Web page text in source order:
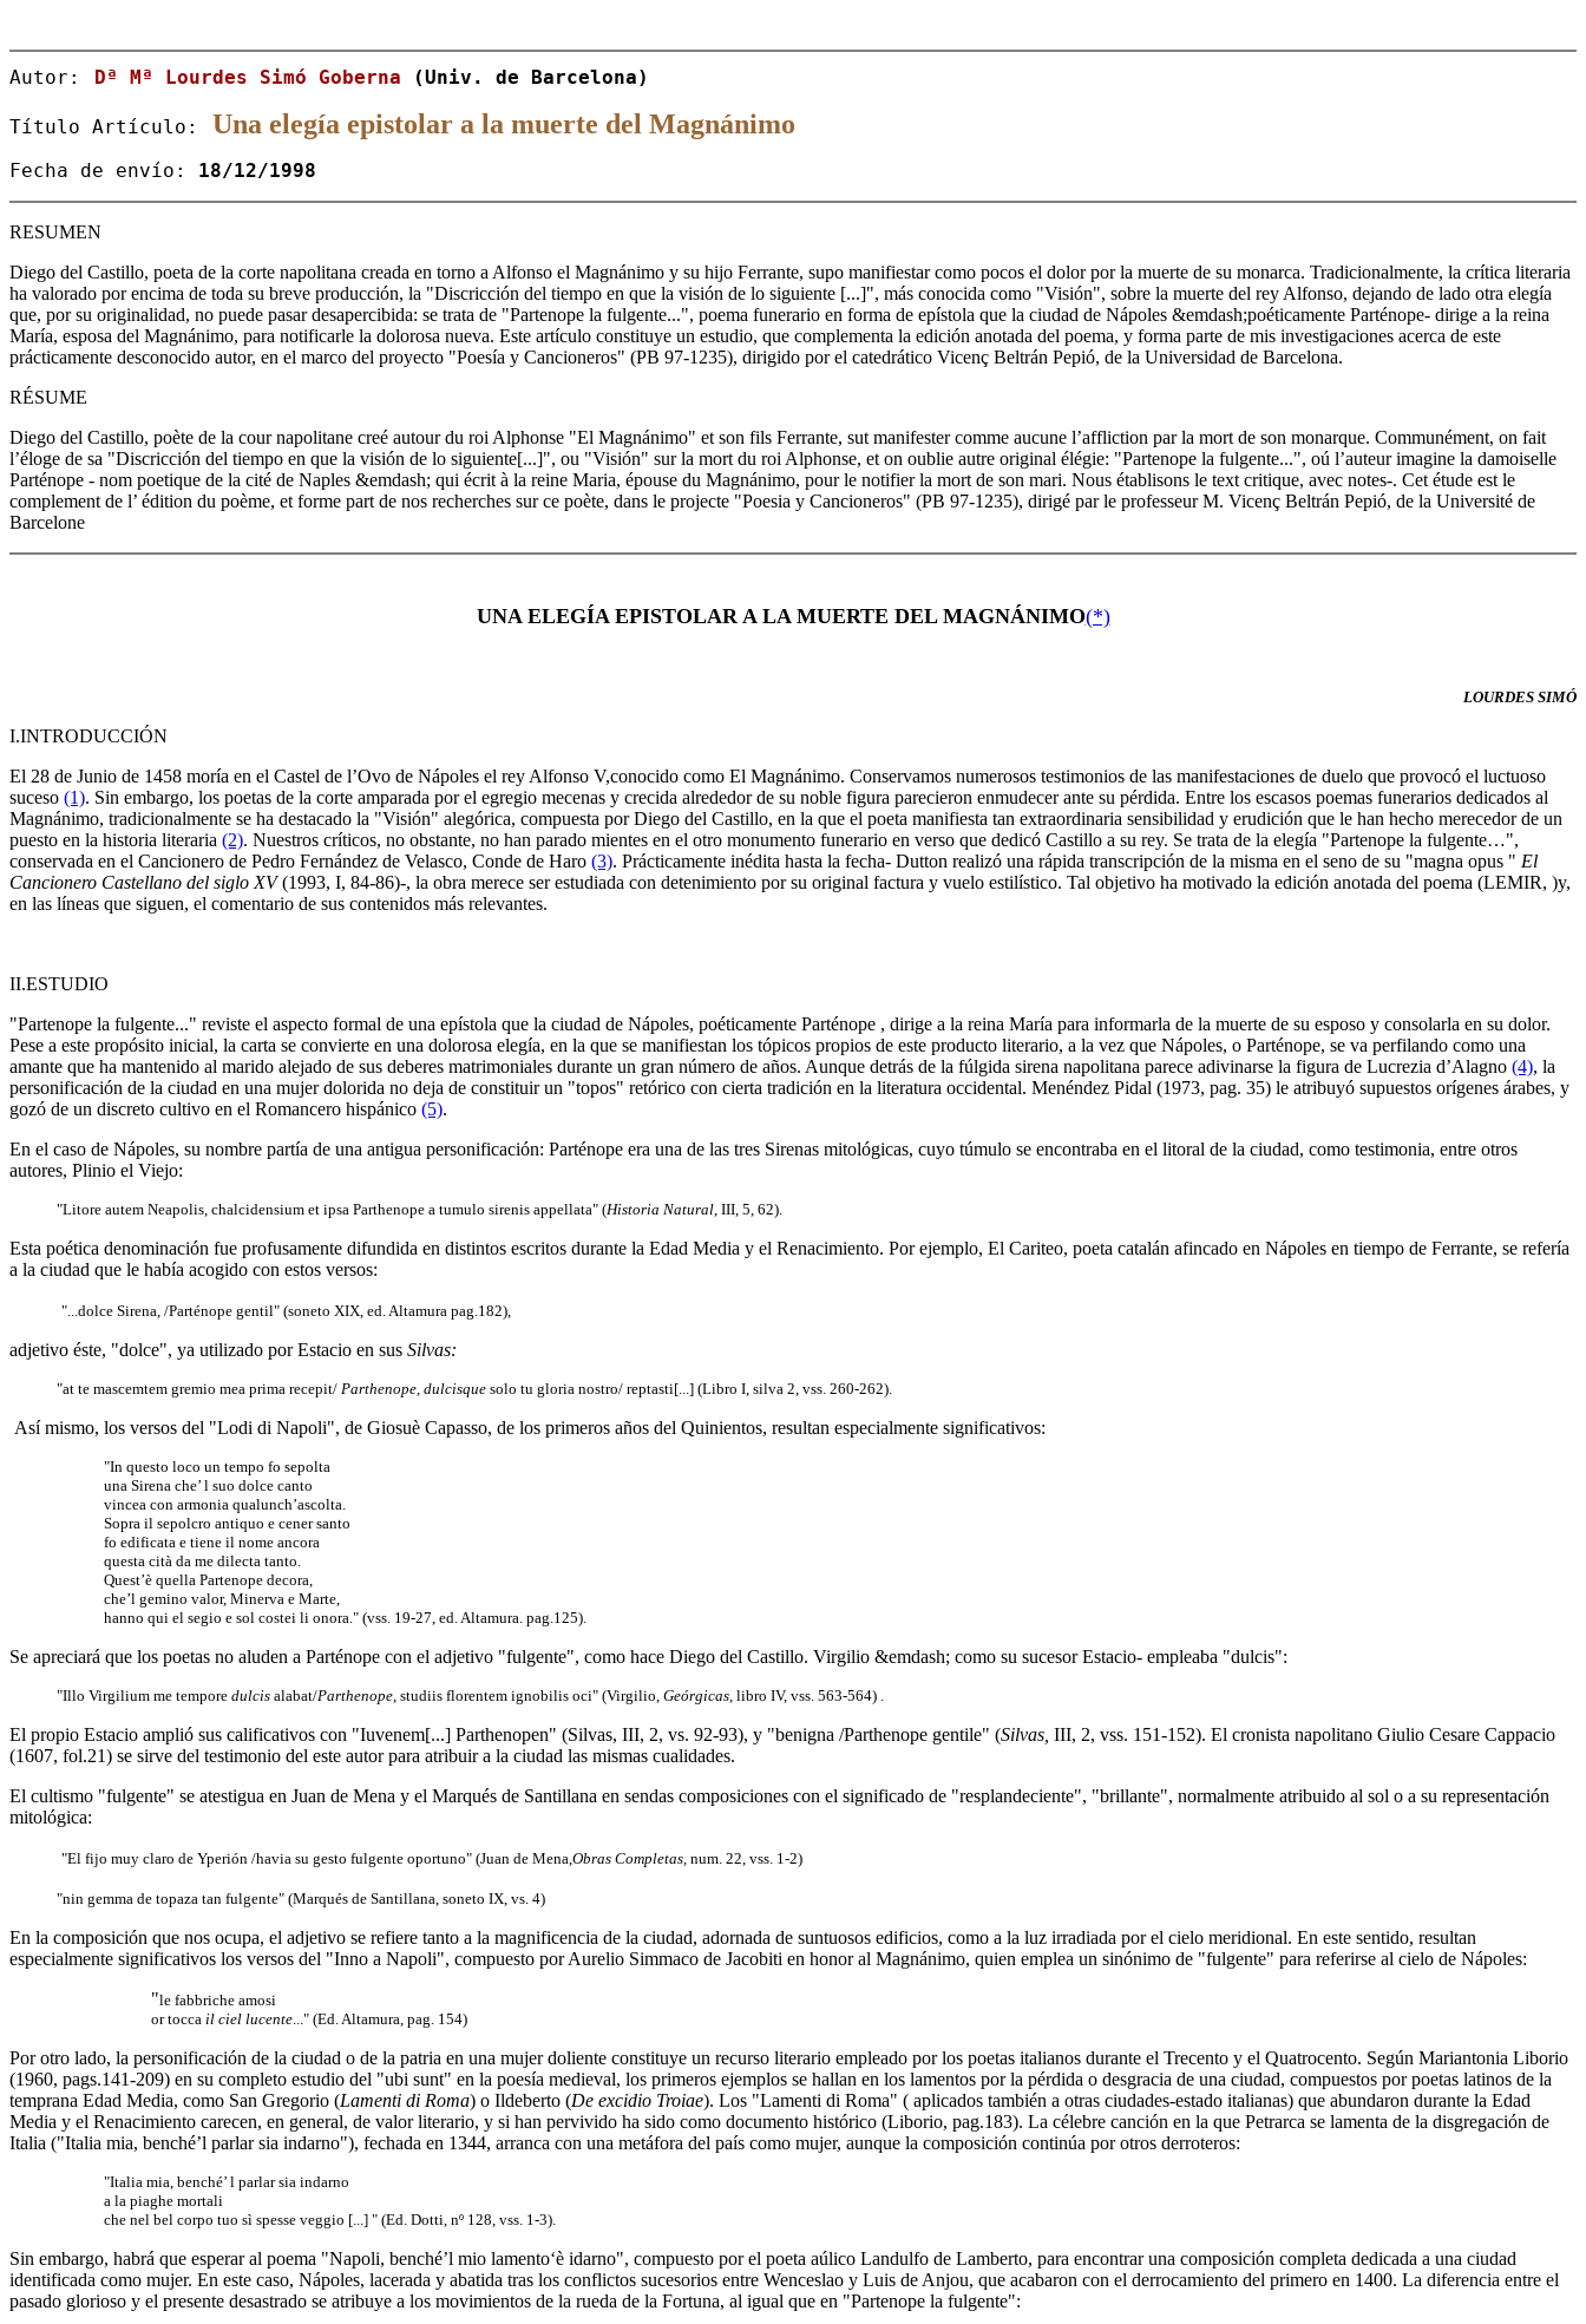
Autor: Dª Mª Lourdes Simó Goberna (Univ. de Barcelona)
Título Artículo: Una elegía epistolar a la muerte del Magnánimo
Fecha de envío: 18/12/1998
RESUMEN
Diego del Castillo, poeta de la corte napolitana creada en torno a Alfonso el Magnánimo y su hijo Ferrante, supo manifiestar como pocos el dolor por la muerte de su monarca. Tradicionalmente, la crítica literaria
ha valorado por encima de toda su breve producción, la "Discricción del tiempo en que la visión de lo siguiente [...]", más conocida como "Visión", sobre la muerte del rey Alfonso, dejando de lado otra elegía
que, por su originalidad, no puede pasar desapercibida: se trata de "Partenope la fulgente...", poema funerario en forma de epístola que la ciudad de Nápoles &emdash;poéticamente Parténope- dirige a la reina
María, esposa del Magnánimo, para notificarle la dolorosa nueva. Este artículo constituye un estudio, que complementa la edición anotada del poema, y forma parte de mis investigaciones acerca de este
prácticamente desconocido autor, en el marco del proyecto "Poesía y Cancioneros" (PB 97-1235), dirigido por el catedrático Vicenç Beltrán Pepió, de la Universidad de Barcelona.
RÉSUME
Diego del Castillo, poète de la cour napolitane creé autour du roi Alphonse "El Magnánimo" et son fils Ferrante, sut manifester comme aucune l’affliction par la mort de son monarque. Communément, on fait
l’éloge de sa "Discricción del tiempo en que la visión de lo siguiente[...]", ou "Visión" sur la mort du roi Alphonse, et on oublie autre original élégie: "Partenope la fulgente...", oú l’auteur imagine la damoiselle
Parténope - nom poetique de la cité de Naples &emdash; qui écrit à la reine Maria, épouse du Magnánimo, pour le notifier la mort de son mari. Nous établisons le text critique, avec notes-. Cet étude est le
complement de l’ édition du poème, et forme part de nos recherches sur ce poète, dans le projecte "Poesia y Cancioneros" (PB 97-1235), dirigé par le professeur M. Vicenç Beltrán Pepió, de la Université de
Barcelone
UNA ELEGÍA EPISTOLAR A LA MUERTE DEL MAGNÁNIMO(*)
LOURDES SIMÓ
I.INTRODUCCIÓN
El 28 de Junio de 1458 moría en el Castel de l’Ovo de Nápoles el rey Alfonso V,conocido como El Magnánimo. Conservamos numerosos testimonios de las manifestaciones de duelo que provocó el luctuoso
suceso (1). Sin embargo, los poetas de la corte amparada por el egregio mecenas y crecida alrededor de su noble figura parecieron enmudecer ante su pérdida. Entre los escasos poemas funerarios dedicados al
Magnánimo, tradicionalmente se ha destacado la "Visión" alegórica, compuesta por Diego del Castillo, en la que el poeta manifiesta tan extraordinaria sensibilidad y erudición que le han hecho merecedor de un
puesto en la historia literaria (2). Nuestros críticos, no obstante, no han parado mientes en el otro monumento funerario en verso que dedicó Castillo a su rey. Se trata de la elegía "Partenope la fulgente…",
conservada en el Cancionero de Pedro Fernández de Velasco, Conde de Haro (3). Prácticamente inédita hasta la fecha- Dutton realizó una rápida transcripción de la misma en el seno de su "magna opus " El
Cancionero Castellano del siglo XV(1993, I, 84-86)-, la obra merece ser estudiada con detenimiento por su original factura y vuelo estilístico. Tal objetivo ha motivado la edición anotada del poema (LEMIR, )y,
en las líneas que siguen, el comentario de sus contenidos más relevantes.
II.ESTUDIO
"Partenope la fulgente..." reviste el aspecto formal de una epístola que la ciudad de Nápoles, poéticamente Parténope , dirige a la reina María para informarla de la muerte de su esposo y consolarla en su dolor.
Pese a este propósito inicial, la carta se convierte en una dolorosa elegía, en la que se manifiestan los tópicos propios de este producto literario, a la vez que Nápoles, o Parténope, se va perfilando como una
amante que ha mantenido al marido alejado de sus deberes matrimoniales durante un gran número de años. Aunque detrás de la fúlgida sirena napolitana parece adivinarse la figura de Lucrezia d’Alagno (4), la
personificación de la ciudad en una mujer dolorida no deja de constituir un "topos" retórico con cierta tradición en la literatura occidental. Menéndez Pidal (1973, pag. 35) le atribuyó supuestos orígenes árabes, y
gozó de un discreto cultivo en el Romancero hispánico (5).
En el caso de Nápoles, su nombre partía de una antigua personificación: Parténope era una de las tres Sirenas mitológicas, cuyo túmulo se encontraba en el litoral de la ciudad, como testimonia, entre otros
autores, Plinio el Viejo:
"Litore autem Neapolis, chalcidensium et ipsa Parthenope a tumulo sirenis appellata" (Historia Natural, III, 5, 62).
Esta poética denominación fue profusamente difundida en distintos escritos durante la Edad Media y el Renacimiento. Por ejemplo, El Cariteo, poeta catalán afincado en Nápoles en tiempo de Ferrante, se refería
a la ciudad que le había acogido con estos versos:
"...dolce Sirena, /Parténope gentil" (soneto XIX, ed. Altamura pag.182),
adjetivo éste, "dolce", ya utilizado por Estacio en sus Silvas:
"at te mascemtem gremio mea prima recepit/ Parthenope, dulcisque solo tu gloria nostro/ reptasti[...] (Libro I, silva 2, vss. 260-262).
Así mismo, los versos del "Lodi di Napoli", de Giosuè Capasso, de los primeros años del Quinientos, resultan especialmente significativos:
"In questo loco un tempo fo sepolta
una Sirena che’ l suo dolce canto
vincea con armonia qualunch’ascolta.
Sopra il sepolcro antiquo e cener santo
fo edificata e tiene il nome ancora
questa cità da me dilecta tanto.
Quest’è quella Partenope decora,
che’l gemino valor, Minerva e Marte,
hanno qui el segio e sol costei li onora." (vss. 19-27, ed. Altamura. pag.125).
Se apreciará que los poetas no aluden a Parténope con el adjetivo "fulgente", como hace Diego del Castillo. Virgilio &emdash; como su sucesor Estacio- empleaba "dulcis":
"Illo Virgilium me tempore dulcis alabat/Parthenope, studiis florentem ignobilis oci" (Virgilio, Geórgicas, libro IV, vss. 563-564) .
El propio Estacio amplió sus calificativos con "Iuvenem[...] Parthenopen" (Silvas, III, 2, vs. 92-93), y "benigna /Parthenope gentile" (Silvas, III, 2, vss. 151-152). El cronista napolitano Giulio Cesare Cappacio
(1607, fol.21) se sirve del testimonio del este autor para atribuir a la ciudad las mismas cualidades.
El cultismo "fulgente" se atestigua en Juan de Mena y el Marqués de Santillana en sendas composiciones con el significado de "resplandeciente", "brillante", normalmente atribuido al sol o a su representación
mitológica:
"El fijo muy claro de Yperión /havia su gesto fulgente oportuno" (Juan de Mena,Obras Completas, num. 22, vss. 1-2)
"nin gemma de topaza tan fulgente" (Marqués de Santillana, soneto IX, vs. 4)
En la composición que nos ocupa, el adjetivo se refiere tanto a la magnificencia de la ciudad, adornada de suntuosos edificios, como a la luz irradiada por el cielo meridional. En este sentido, resultan
especialmente significativos los versos del "Inno a Napoli", compuesto por Aurelio Simmaco de Jacobiti en honor al Magnánimo, quien emplea un sinónimo de "fulgente" para referirse al cielo de Nápoles:
"le fabbriche amosi
or tocca il ciel lucente..." (Ed. Altamura, pag. 154)
Por otro lado, la personificación de la ciudad o de la patria en una mujer doliente constituye un recurso literario empleado por los poetas italianos durante el Trecento y el Quatrocento. Según Mariantonia Liborio
(1960, pags.141-209) en su completo estudio del "ubi sunt" en la poesía medieval, los primeros ejemplos se hallan en los lamentos por la pérdida o desgracia de una ciudad, compuestos por poetas latinos de la
temprana Edad Media, como San Gregorio (Lamenti di Roma) o Ildeberto (De excidio Troiae). Los "Lamenti di Roma" ( aplicados también a otras ciudades-estado italianas) que abundaron durante la Edad
Media y el Renacimiento carecen, en general, de valor literario, y si han pervivido ha sido como documento histórico (Liborio, pag.183). La célebre canción en la que Petrarca se lamenta de la disgregación de
Italia ("Italia mia, benché’l parlar sia indarno"), fechada en 1344, arranca con una metáfora del país como mujer, aunque la composición continúa por otros derroteros:
"Italia mia, benché’ l parlar sia indarno
a la piaghe mortali
che nel bel corpo tuo sì spesse veggio [...] " (Ed. Dotti, nº 128, vss. 1-3).
Sin embargo, habrá que esperar al poema "Napoli, benché’l mio lamento‘è idarno", compuesto por el poeta aúlico Landulfo de Lamberto, para encontrar una composición completa dedicada a una ciudad
identificada como mujer. En este caso, Nápoles, lacerada y abatida tras los conflictos sucesorios entre Wenceslao y Luis de Anjou, que acabaron con el derrocamiento del primero en 1400. La diferencia entre el
pasado glorioso y el presente desastrado se atribuye a los movimientos de la rueda de la Fortuna, al igual que en "Partenope la fulgente":